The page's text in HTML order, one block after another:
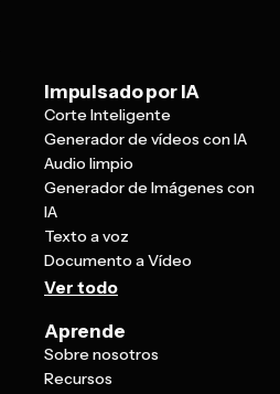
Corte Inteligente
Generador de vídeos con IA
Audio limpio
Generador de Imágenes con
IA
Texto a voz
Documento a Vídeo
Ver todo
Sobre nosotros
Recursos
Centro de Ayuda